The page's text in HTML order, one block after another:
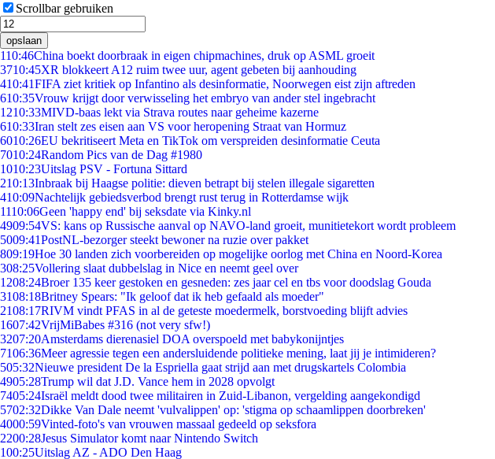
Scrollbar gebruiken
opslaan
110:46China boekt doorbraak in eigen chipmachines, druk op ASML groeit
3710:45XR blokkeert A12 ruim twee uur, agent gebeten bij aanhouding
410:41FIFA ziet kritiek op Infantino als desinformatie, Noorwegen eist zijn aftreden
610:35Vrouw krijgt door verwisseling het embryo van ander stel ingebracht
1210:33MIVD-baas lekt via Strava routes naar geheime kazerne
610:33Iran stelt zes eisen aan VS voor heropening Straat van Hormuz
6010:26EU bekritiseert Meta en TikTok om verspreiden desinformatie Ceuta
7010:24Random Pics van de Dag #1980
1010:23Uitslag PSV - Fortuna Sittard
210:13Inbraak bij Haagse politie: dieven betrapt bij stelen illegale sigaretten
410:09Nachtelijk gebiedsverbod brengt rust terug in Rotterdamse wijk
1110:06Geen 'happy end' bij seksdate via Kinky.nl
4909:54VS: kans op Russische aanval op NAVO-land groeit, munitietekort wordt probleem
5009:41PostNL-bezorger steekt bewoner na ruzie over pakket
809:19Hoe 30 landen zich voorbereiden op mogelijke oorlog met China en Noord-Korea
308:25Vollering slaat dubbelslag in Nice en neemt geel over
1208:24Broer 135 keer gestoken en gesneden: zes jaar cel en tbs voor doodslag Gouda
3108:18Britney Spears: "Ik geloof dat ik heb gefaald als moeder"
2108:17RIVM vindt PFAS in al de geteste moedermelk, borstvoeding blijft advies
1607:42VrijMiBabes #316 (not very sfw!)
3207:20Amsterdams dierenasiel DOA overspoeld met babykonijntjes
7106:36Meer agressie tegen een andersluidende politieke mening, laat jij je intimideren?
505:32Nieuwe president De la Espriella gaat strijd aan met drugskartels Colombia
4905:28Trump wil dat J.D. Vance hem in 2028 opvolgt
7405:24Israël meldt dood twee militairen in Zuid-Libanon, vergelding aangekondigd
5702:32Dikke Van Dale neemt 'vulvalippen' op: 'stigma op schaamlippen doorbreken'
4000:59Vinted-foto's van vrouwen massaal gedeeld op seksfora
2200:28Jesus Simulator komt naar Nintendo Switch
100:25Uitslag AZ - ADO Den Haag